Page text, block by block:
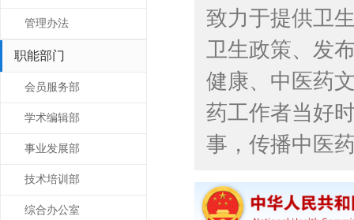
管理办法
职能部门
会员服务部
学术编辑部
事业发展部
技术培训部
综合办公室
致力于提供卫
卫生政策、发
健康、中医药
药工作者当好
事，传播中医